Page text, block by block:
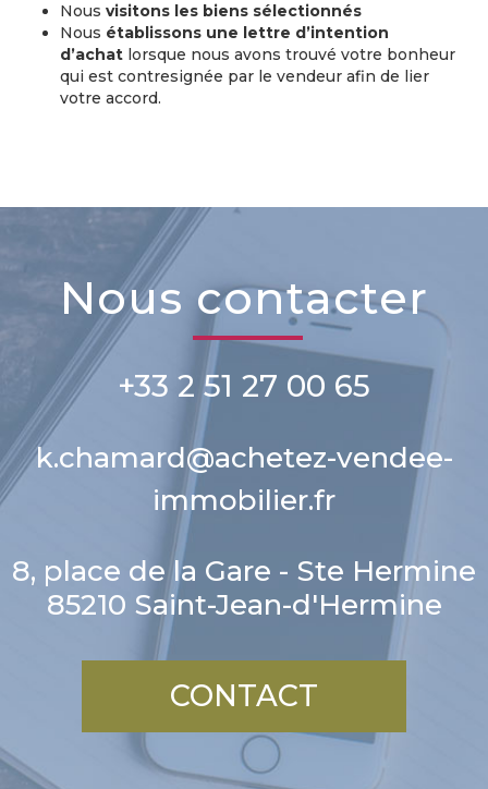
Nous visitons les biens sélectionnés
Nous établissons une lettre d’intention
d’achat lorsque nous avons trouvé votre bonheur
qui est contresignée par le vendeur afin de lier
votre accord.
nous contacter
+33 2 51 27 00 65
k.chamard@achetez-vendee-
immobilier.fr
8, place de la Gare - Ste Hermine
85210 Saint-Jean-d'Hermine
CONTACT